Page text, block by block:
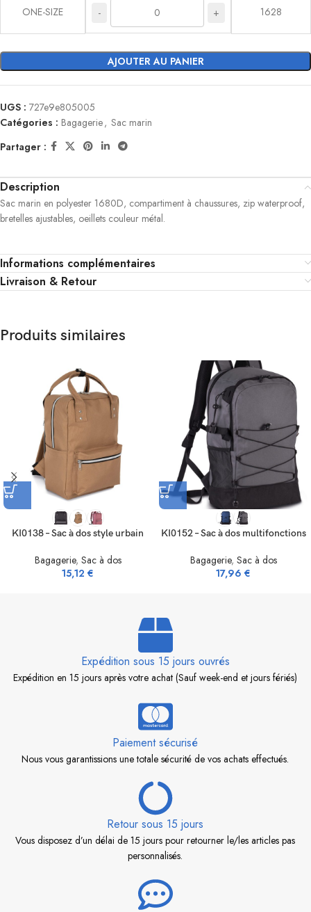
ONE-SIZE - + 1628
AJOUTER AU PANIER
UGS : 727e9e805005
Catégories : Bagagerie, Sac marin
Partager :
Description
Sac marin en polyester 1680D, compartiment à chaussures, zip waterproof,
bretelles ajustables, oeillets couleur métal.
Informations complémentaires
Livraison & Retour
Produits similaires
KI0138 – Sac à dos style urbain
Bagagerie, Sac à dos
15,12 €
KI0152 – Sac à dos multifonctions
Bagagerie, Sac à dos
17,96 €
Expédition sous 15 jours ouvrés
Expédition en 15 jours après votre achat (Sauf week-end et jours fériés)
Paiement sécurisé
Nous vous garantissions une totale sécurité de vos achats effectués.
Retour sous 15 jours
Vous disposez d’un délai de 15 jours pour retourner le/les articles pas
personnalisés.